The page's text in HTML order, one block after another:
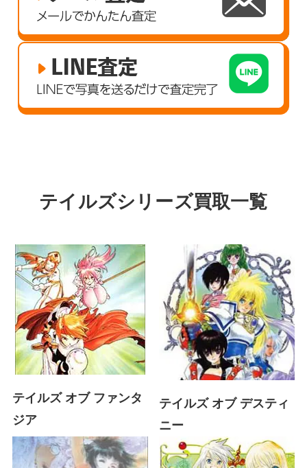
テイルズシリーズ買取一覧
テイルズ オブ ファンタ
ジア
テイルズ オブ デスティ
ニー